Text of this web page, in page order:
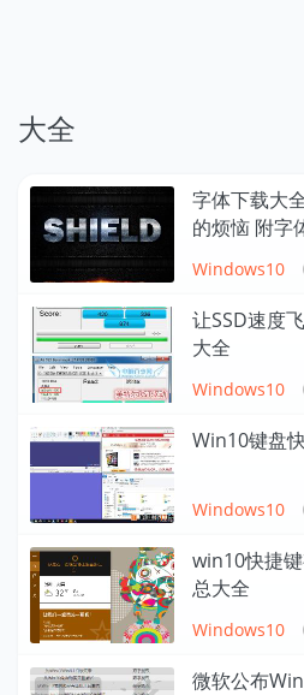
大全
字体下载大
的烦恼 附字
Windows10
让SSD速度
大全
Windows10
Win10键盘
Windows10
win10快捷
总大全
Windows10
微软公布